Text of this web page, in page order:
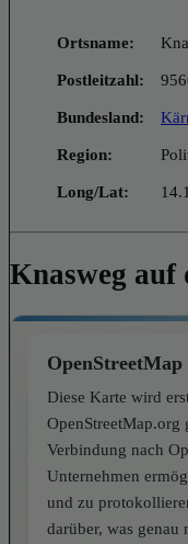
Ortsname:
Postleitzahl:
Bundesland:
Region:
Long/Lat:
Knasweg
OpenStreetMap
Diese Karte wird
Verbindung nach
Unternehmen
und zu
darüber, was genau